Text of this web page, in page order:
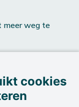
meer weg te
cookies